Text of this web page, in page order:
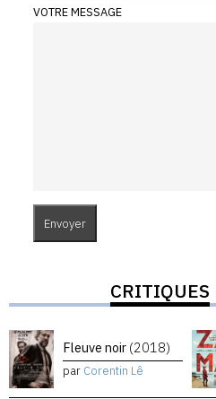
VOTRE MESSAGE
CRITIQUES
Fleuve noir (2018)
par Corentin Lê